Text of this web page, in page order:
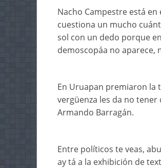
Nacho Campestre está
cuestiona un mucho
sol con un dedo porque
demoscopáa no aparece,
En Uruapan premiaron la
vergüenza les da no
Armando Barragán.
Entre políticos te veas,
ay tá a la exhibición de